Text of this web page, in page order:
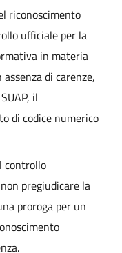
riconoscimento
ufficiale per la
in materia
di carenze,
il
di codice numerico
controllo
pregiudicare la
proroga per un